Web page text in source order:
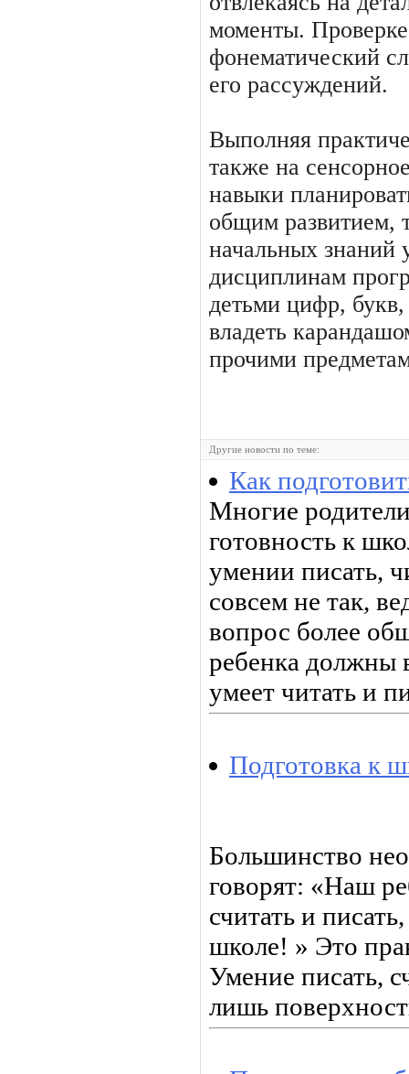
моменты.
фонематический
его рассуждений.
Выполняя
также на
навыки
общим развитием,
начальных знаний
дисциплинам
детьми цифр, букв,
владеть
прочими
Другие новости по теме:
Как
Многие
готовность к
умении писать,
совсем не так,
вопрос более
ребенка должны
умеет читать и
Подготовка к
Большинство
говорят: «Наш
считать и
школе! » Это
Умение писать,
лишь